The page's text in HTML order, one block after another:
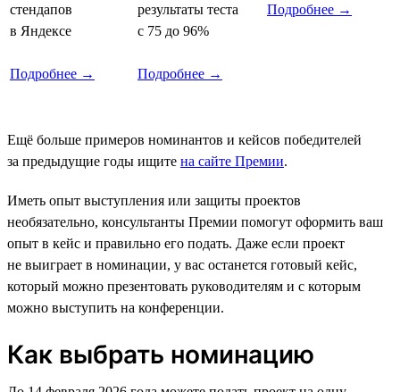
стендапов
в Яндексе
Подробнее →
результаты теста
с 75 до 96%
Подробнее →
Подробнее →
Ещё больше примеров номинантов и кейсов победителей
за предыдущие годы ищите на сайте Премии.
Иметь опыт выступления или защиты проектов
необязательно, консультанты Премии помогут оформить ваш
опыт в кейс и правильно его подать. Даже если проект
не выиграет в номинации, у вас останется готовый кейс,
который можно презентовать руководителям и с которым
можно выступить на конференции.
Как выбрать номинацию